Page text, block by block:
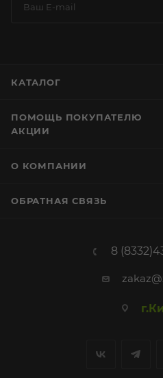
КАТАЛОГ
ПОМОЩЬ ПОКУПАТЕЛЮ
АКЦИИ
О КОМПАНИИ
ОБРАТНАЯ СВЯЗЬ
8